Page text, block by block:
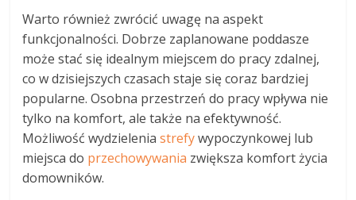
Warto również zwrócić uwagę na aspekt
funkcjonalności. Dobrze zaplanowane poddasze
może stać się idealnym miejscem do pracy zdalnej,
co w dzisiejszych czasach staje się coraz bardziej
popularne. Osobna przestrzeń do pracy wpływa nie
tylko na komfort, ale także na efektywność.
Możliwość wydzieleniastrefywypoczynkowej lub
miejsca do przechowywania zwiększa komfort życia
domowników.